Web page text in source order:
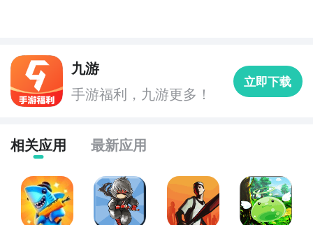
九游
手游福利，九游更多！
立即下载
相关应用 最新应用